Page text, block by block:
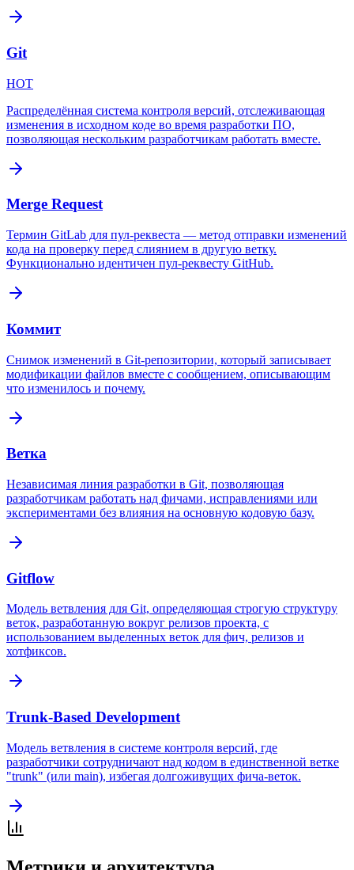
Git
HOT
Распределённая система контроля версий, отслеживающая
изменения в исходном коде во время разработки ПО,
позволяющая нескольким разработчикам работать вместе.
Merge Request
Термин GitLab для пул-реквеста — метод отправки изменений
кода на проверку перед слиянием в другую ветку.
Функционально идентичен пул-реквесту GitHub.
Коммит
Снимок изменений в Git-репозитории, который записывает
модификации файлов вместе с сообщением, описывающим
что изменилось и почему.
Ветка
Независимая линия разработки в Git, позволяющая
разработчикам работать над фичами, исправлениями или
экспериментами без влияния на основную кодовую базу.
Gitflow
Модель ветвления для Git, определяющая строгую структуру
веток, разработанную вокруг релизов проекта, с
использованием выделенных веток для фич, релизов и
хотфиксов.
Trunk-Based Development
Модель ветвления в системе контроля версий, где
разработчики сотрудничают над кодом в единственной ветке
"trunk" (или main), избегая долгоживущих фича-веток.